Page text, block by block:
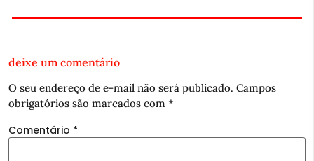
deixe um comentário
O seu endereço de e-mail não será publicado. Campos
obrigatórios são marcados com *
Comentário *